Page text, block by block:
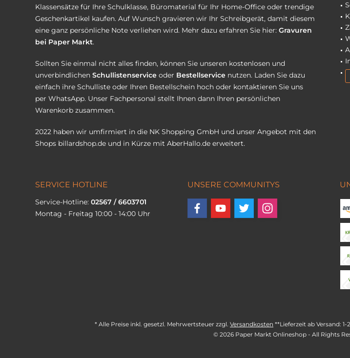
Klassensätze für Ihre Schulklasse, Büromaterial für Ihr Home-Office oder trendige
Geschenkartikel kaufen. Auf Wunsch gravieren wir Ihr Schreibgerät, damit diesem
eine ganz persönliche Note verliehen wird. Mehr dazu erfahren Sie hier: Gravuren
bei Paper Markt.
Sollten Sie einmal nicht alles finden, können Sie unseren kostenlosen und
unverbindlichen Schullistenservice oder Bestellservice nutzen. Laden Sie dazu
einfach ihre Schulliste oder Ihren Bestellschein hoch oder kontaktieren Sie uns
per WhatsApp. Unser Fachpersonal stellt Ihnen dann Ihren persönlichen
Warenkorb zusammen.
2022 haben wir umfirmiert in die NK Shopping GmbH und unser Angebot mit den
Shops billardshop.de und in Kürze mit AberHallo.de erweitert.
SERVICE HOTLINE
Service-Hotline: 02567 / 6603701
Montag - Freitag 10:00 - 14:00 Uhr
UNSERE COMMUNITYS
* Alle Preise inkl. gesetzl. Mehrwertsteuer zzgl. Versandkosten **Lieferzeit ab Versand:
© 2026 Paper Markt Onlineshop - All Rights